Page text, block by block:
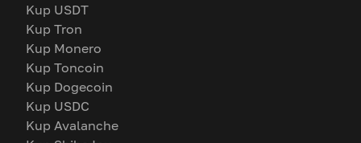
Kup USDT
Kup Tron
Kup Monero
Kup Toncoin
Kup Dogecoin
Kup USDC
Kup Avalanche